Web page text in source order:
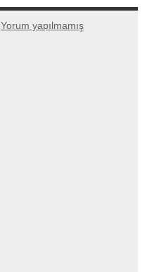
Yorum yapılmamış